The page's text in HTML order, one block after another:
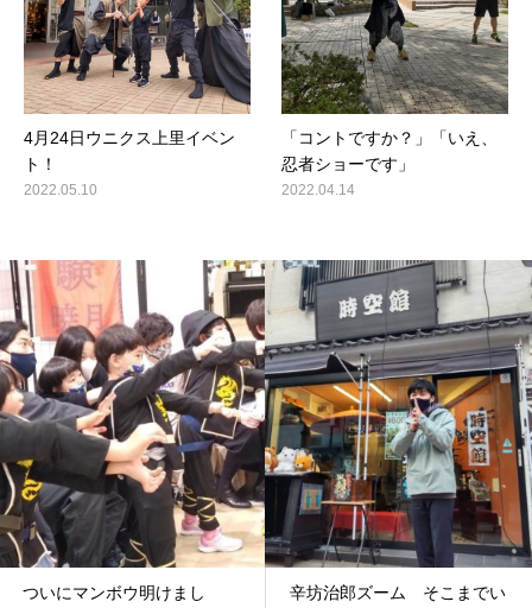
4月24日ウニクス上里イベン
ト！
2022.05.10
「コントですか？」「いえ、
忍者ショーです」
2022.04.14
ついにマンボウ明けまし
辛坊治郎ズーム そこまでい